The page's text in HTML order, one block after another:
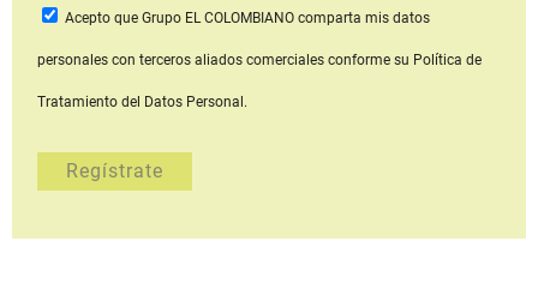
Acepto que Grupo EL COLOMBIANOcomparta mis datos
personales con terceros aliados comerciales conforme su Política de
Tratamiento del Datos Personal.